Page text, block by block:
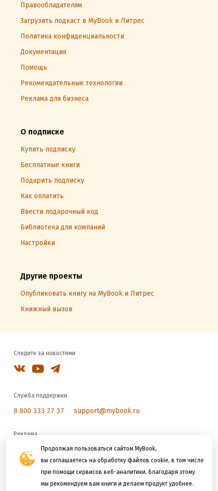
Продолжая пользоваться сайтом MyBook,
вы соглашаетесь на обработку файлов cookie, в том числе
при помощи сервисов веб-аналитики. Благодаря этому
мы рекомендуем вам книги и делаем продукт удобнее.
Правообладателям
Загрузить подкаст в MyBook и Литрес
Политика конфиденциальности
Документация
Помощь
Рекомендательные технологии
Реклама для бизнеса
О подписке
Купить подписку
Бесплатные книги
Подарить подписку
Как оплатить
Ввести подарочный код
Библиотека для компаний
Настройки
Другие проекты
Опубликовать книгу на MyBook и Литрес
Книжный вызов
Следите за новостями
Служба поддержки
8 800 333 27 37 support@mybook.ru
Реклама
reklama@litres.ru
Мы принимаем к оплате